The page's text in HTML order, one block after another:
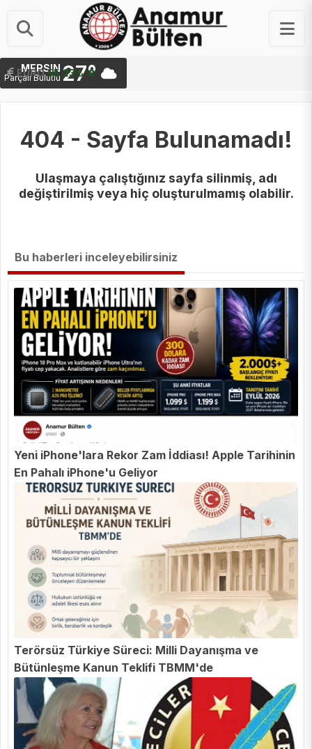
EURO 55.23 ₺
STERLIN 64.49 ₺
MERSIN
Parçalı Bulutlu 27°
404 - Sayfa Bulunamadı!
Ulaşmaya çalıştığınız sayfa silinmiş, adı
değiştirilmiş veya hiç oluşturulmamış olabilir.
Bu haberleri inceleyebilirsiniz
Yeni iPhone'lara Rekor Zam İddiası! Apple Tarihinin
En Pahalı iPhone'u Geliyor
Terörsüz Türkiye Süreci: Milli Dayanışma ve
Bütünleşme Kanun Teklifi TBMM'de